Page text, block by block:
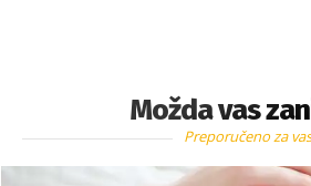
Možda vas
Preporučeno za vas